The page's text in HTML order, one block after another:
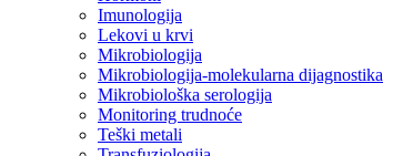
Imunologija
Lekovi u krvi
Mikrobiologija
Mikrobiologija-molekularna dijagnostika
Mikrobiološka serologija
Monitoring trudnoće
Teški metali